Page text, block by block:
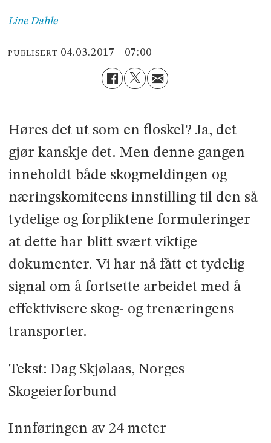
Line Dahle
PUBLISERT 04.03.2017 - 07:00
Høres det ut som en floskel? Ja, det
gjør kanskje det. Men denne gangen
inneholdt både skogmeldingen og
næringskomiteens innstilling til den så
tydelige og forpliktene formuleringer
at dette har blitt svært viktige
dokumenter. Vi har nå fått et tydelig
signal om å fortsette arbeidet med å
effektivisere skog- og trenæringens
transporter.
Tekst: Dag Skjølaas, Norges
Skogeierforbund
Innføringen av 24 meter